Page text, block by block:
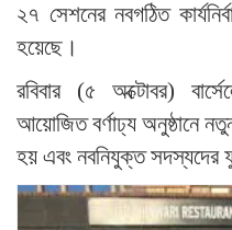
২৭ সেশনের নবগঠিত
হয়েছে।
রবিবার (৫ অক্টোবর)
আয়োজিত বর্ণাঢ্য অনুষ্ঠানে
হয় এবং নবনিযুক্ত সদস্যদের